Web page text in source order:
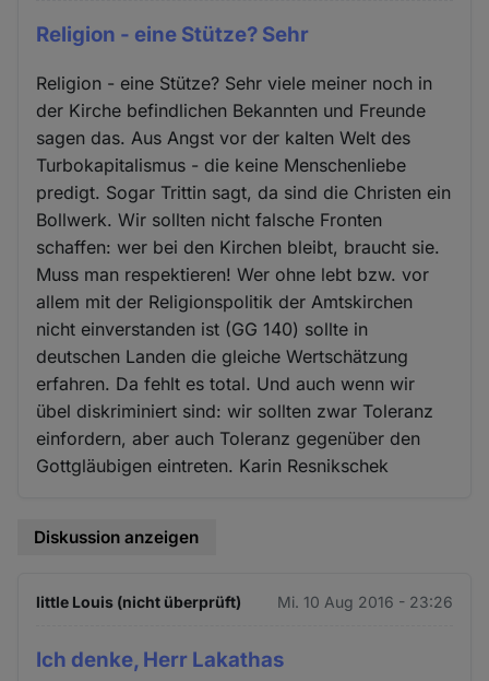
Religion - eine Stütze? Sehr
Religion - eine Stütze? Sehr viele meiner noch in
der Kirche befindlichen Bekannten und Freunde
sagen das. Aus Angst vor der kalten Welt des
Turbokapitalismus - die keine Menschenliebe
predigt. Sogar Trittin sagt, da sind die Christen ein
Bollwerk. Wir sollten nicht falsche Fronten
schaffen: wer bei den Kirchen bleibt, braucht sie.
Muss man respektieren! Wer ohne lebt bzw. vor
allem mit der Religionspolitik der Amtskirchen
nicht einverstanden ist (GG 140) sollte in
deutschen Landen die gleiche Wertschätzung
erfahren. Da fehlt es total. Und auch wenn wir
übel diskriminiert sind: wir sollten zwar Toleranz
einfordern, aber auch Toleranz gegenüber den
Gottgläubigen eintreten. Karin Resnikschek
Diskussion anzeigen
little Louis (nicht überprüft) Mi. 10 Aug 2016 - 23:26
Ich denke, Herr Lakathas